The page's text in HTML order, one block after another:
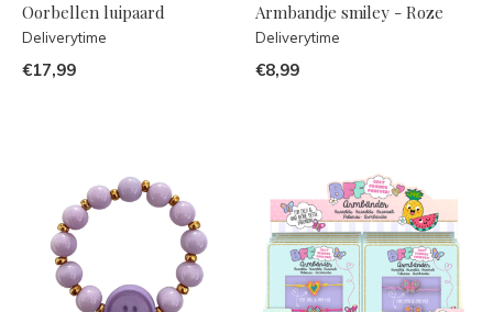
Oorbellen luipaard
Deliverytime
€17,99
Armbandje smiley - Roze
Deliverytime
€8,99